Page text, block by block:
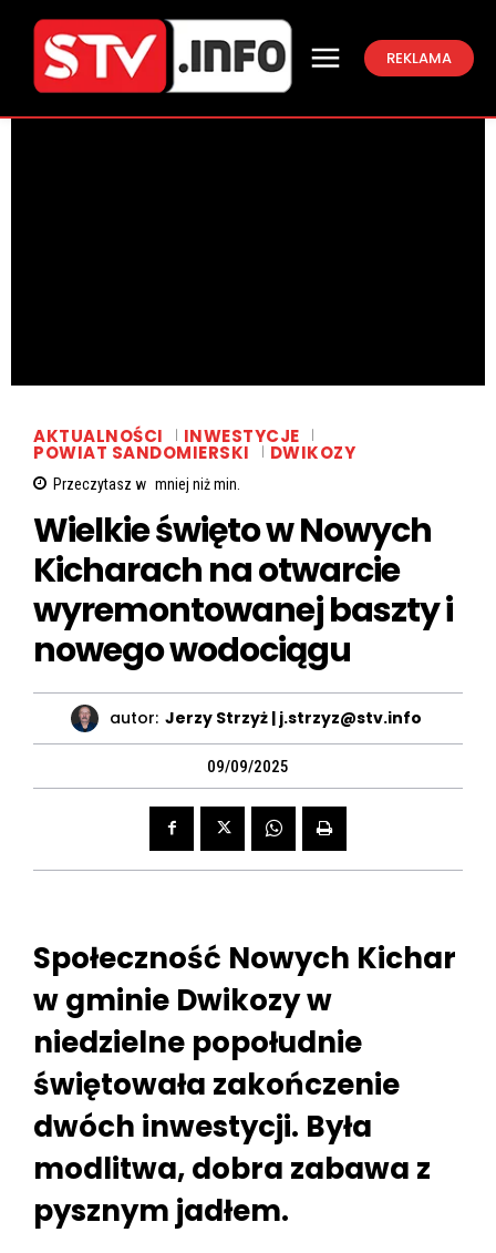
REKLAMA
AKTUALNOŚCI INWESTYCJE
POWIAT SANDOMIERSKI DWIKOZY
Przeczytasz w mniej niżmin.
Wielkie święto w Nowych
Kicharach na otwarcie
wyremontowanej baszty i
nowego wodociągu
autor: Jerzy Strzyż | j.strzyz@stv.info
09/09/2025
Społeczność Nowych Kichar
w gminie Dwikozy w
niedzielne popołudnie
świętowała zakończenie
dwóch inwestycji. Była
modlitwa, dobra zabawa z
pysznym jadłem.